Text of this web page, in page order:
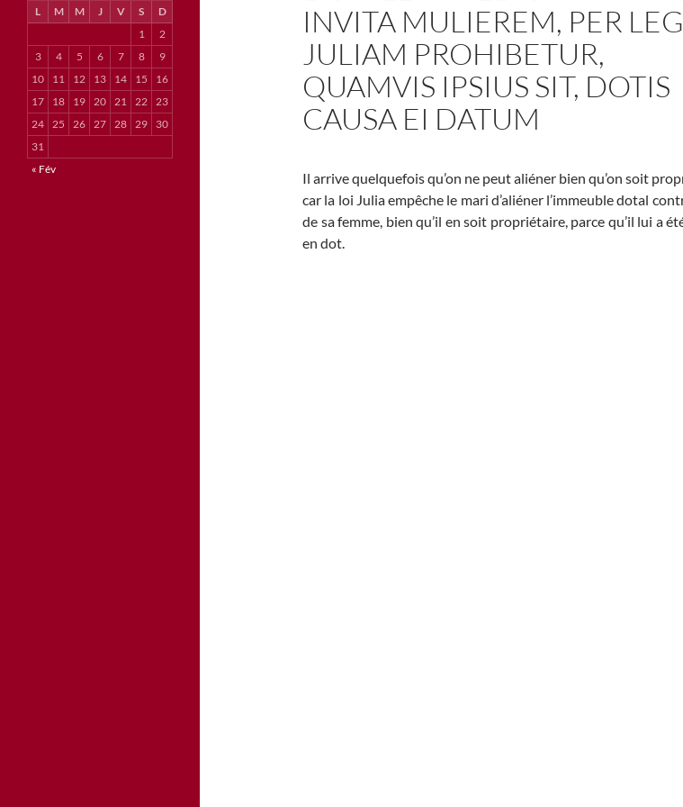
INVITA MULIEREM, PER
JULIAM PROHIBETUR,
QUAMVIS IPSIUS SIT, DOTIS
CAUSA EI DATUM
Il arrive quelquefois qu’on ne peut aliéner bien qu’on soit
car la loi Julia empêche le mari d’aliéner l’immeuble dotal
de sa femme, bien qu’il en soit propriétaire, parce qu’il lui a
en dot.
L M M J V S
D
1
2
3
4 5 6 7 8
9
10
11 12 13 14 15
16
17
18 19 20 21 22 23
24 25 26 27 28 29
30
31
« Fév